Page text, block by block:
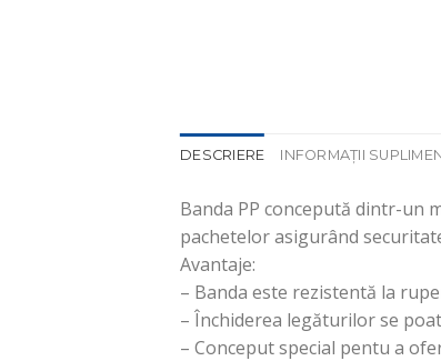
DESCRIERE INFORMAȚII
Banda PP concepută dintr-un
pachetelor asigurând
Avantaje:
– Banda este rezistentă la
– Închiderea legăturilor se
– Conceput special pentu a